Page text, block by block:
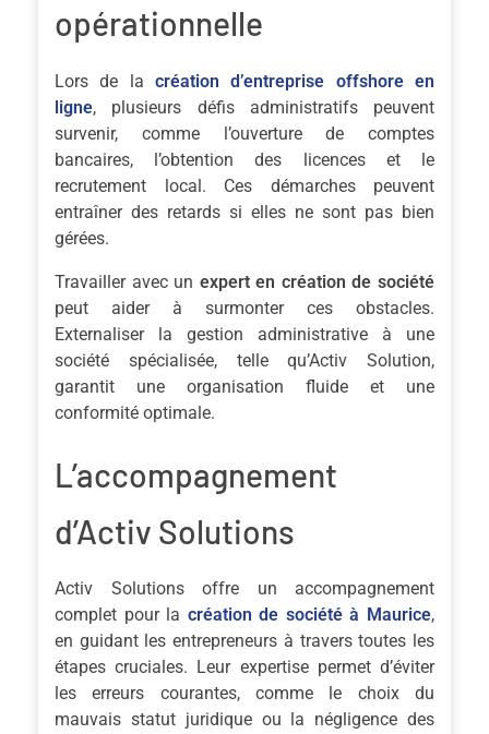
opérationnelle
Lors de la création d’entreprise offshore en
ligne, plusieurs défis administratifs peuvent
survenir, comme l’ouverture de comptes
bancaires, l’obtention des licences et le
recrutement local. Ces démarches peuvent
entraîner des retards si elles ne sont pas bien
gérées.
Travailler avec un expert en création de société
peut aider à surmonter ces obstacles.
Externaliser la gestion administrative à une
société spécialisée, telle qu’Activ Solution,
garantit une organisation fluide et une
conformité optimale.
L’accompagnement
d’Activ Solutions
Activ Solutions offre un accompagnement
complet pour la création de société à Maurice,
en guidant les entrepreneurs à travers toutes les
étapes cruciales. Leur expertise permet d’éviter
les erreurs courantes, comme le choix du
mauvais statut juridique ou la négligence des